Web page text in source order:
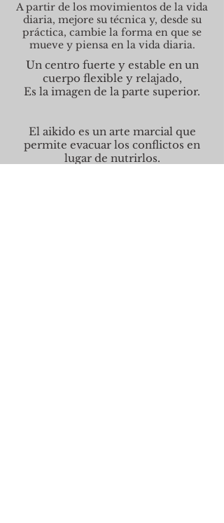
A partir de los movimientos de la vida
diaria, mejore su técnica y, desde su
práctica, cambie la forma en que se
mueve y piensa en la vida diaria.
Un centro fuerte y estable en un
cuerpo flexible y relajado,
Es la imagen de la parte superior.
El aikido es un arte marcial que
permite evacuar los conflictos en
lugar de nutrirlos.